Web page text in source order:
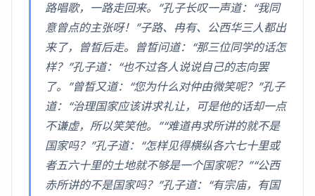
路唱歌，一路走回来。”孔子长叹一声道：“我同
意曾点的主张呀！”子路、冉有、公西华三人都出
来了，曾晳后走。曾晳问道：“那三位同学的话怎
样？”孔子道：“也不过各人说说自己的志向罢
了。”曾晳又道：“您为什么对仲由微笑呢？”孔子
道：“治理国家应该讲求礼让，可是他的话却一点
不谦虚，所以笑笑他。”“难道冉求所讲的就不是
国家吗？”孔子道：“怎样见得横纵各六七十里或
者五六十里的土地就不够是一个国家呢？”“公西
赤所讲的不是国家吗？”孔子道：“有宗庙，有国